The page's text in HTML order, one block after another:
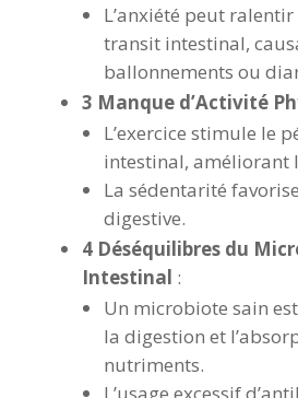
L’anxiété peut
transit intestinal,
ballonnements ou
3 Manque d’Activité
L’exercice stimule le
intestinal, améliorant
La sédentarité
digestive.
4 Déséquilibres du
Intestinal :
Un microbiote sain
la digestion et
nutriments.